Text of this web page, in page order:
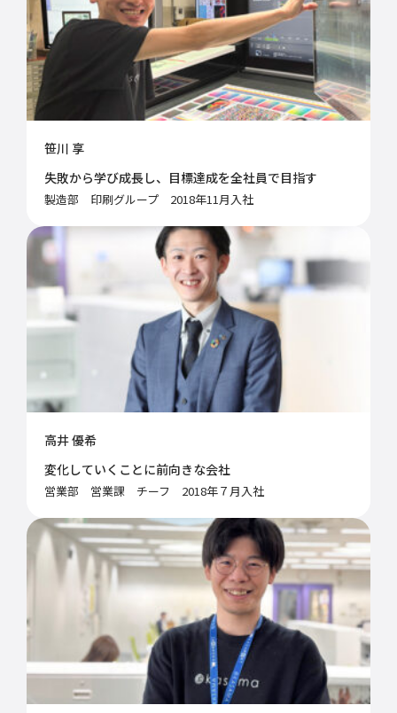
笹川 享
失敗から学び成長し、目標達成を全社員で目指す
製造部 印刷グループ 2018年11月入社
高井 優希
変化していくことに前向きな会社
営業部 営業課 チーフ 2018年７月入社